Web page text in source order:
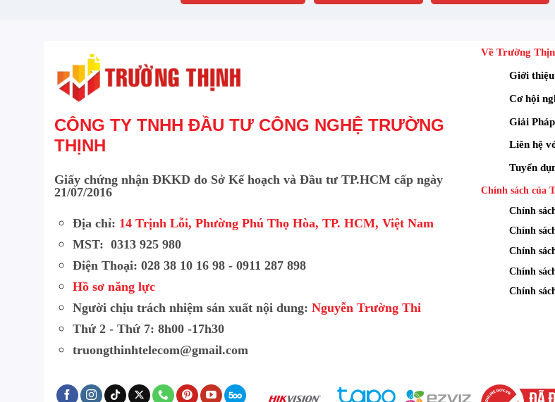
CÔNG TY TNHH ĐẦU TƯ CÔNG NGHỆ TRƯỜNG
THỊNH
Giấy chứng nhận ĐKKD do Sở Kế hoạch và Đầu tư TP.HCM cấp ngày
21/07/2016
Địa chỉ: 14 Trịnh Lỗi, Phường Phú Thọ Hòa, TP. HCM, Việt Nam
MST: 0313 925 980
Điện Thoại: 028 38 10 16 98 - 0911 287 898
Hồ sơ năng lực
Người chịu trách nhiệm sản xuất nội dung: Nguyễn Trường Thi
Thứ 2 - Thứ 7: 8h00 -17h30
truongthinhtelecom@gmail.com
Về Trường
Giới
Cơ hội
Giải
Liên hệ
Tuyển
Chính sách của
Chính
Chính
Chính
Chính
Chính